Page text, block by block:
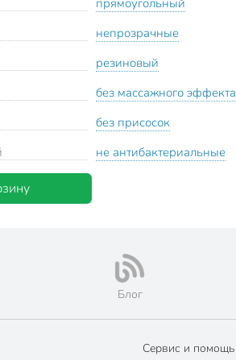
непрозрачные
резиновый
без массажного эффекта
без присосок
не антибактериальные
Блог
Сервис и помощь